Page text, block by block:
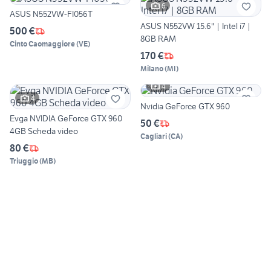
ASUS N552VW-FI056T
500 €
Cinto Caomaggiore(VE)
6
ASUS N552VW 15.6" | Intel i7 |
8GB RAM
170 €
Milano(MI)
4
Evga NVIDIA GeForce GTX 960
4GB Scheda video
80 €
Triuggio(MB)
4
Nvidia GeForce GTX 960
50 €
Cagliari(CA)